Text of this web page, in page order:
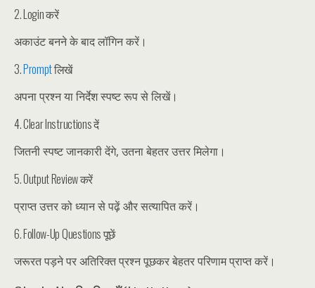
2. Login करें
अकाउंट बनने के बाद लॉगिन करें।
3.Promptलिखें
अपना प्रश्न या निर्देश स्पष्ट रूप से लिखें।
4. Clear Instructions दें
जितनी स्पष्ट जानकारी देंगे, उतना बेहतर उत्तर मिलेगा।
5. Output Review करें
प्राप्त उत्तर को ध्यान से पढ़ें और सत्यापित करें।
6. Follow-Up Questions पूछें
जरूरत पड़ने पर अतिरिक्त प्रश्न पूछकर बेहतर परिणाम प्राप्त करें।